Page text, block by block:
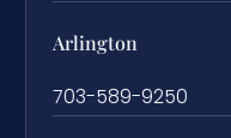
Arlington
703-589-9250